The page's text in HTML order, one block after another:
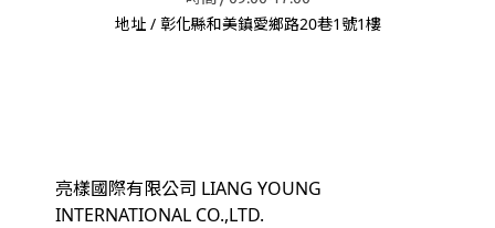
地址 / 彰化縣和美鎮愛鄉路20巷1號1樓
亮樣國際有限公司 LIANG YOUNG
INTERNATIONAL CO.,LTD.